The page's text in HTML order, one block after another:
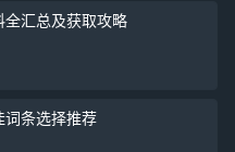
全汇总及获取攻略
词条选择推荐